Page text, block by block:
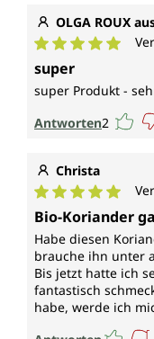
OLGA ROUX
super
super Produkt -
Antworten2
Christa
Bio-Koriander
Habe diesen
brauche ihn unter
Bis jetzt hatte ich
fantastisch
habe, werde ich